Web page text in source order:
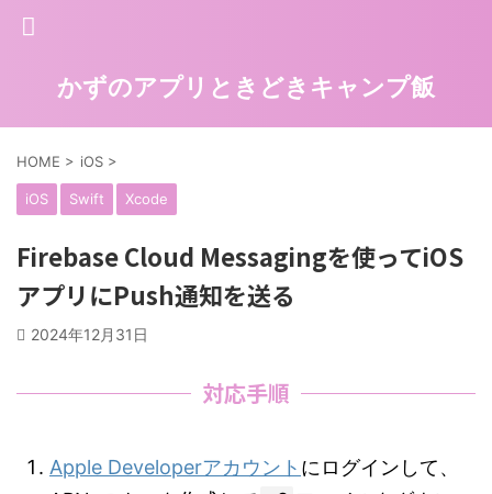
かずのアプリときどきキャンプ飯
HOME > iOS >
iOS Swift Xcode
Firebase Cloud Messagingを使ってiOS
アプリにPush通知を送る
2024年12月31日
対応手順
Apple Developerアカウント にログインして、